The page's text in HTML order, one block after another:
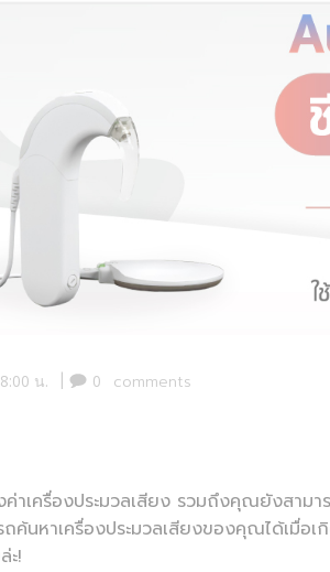
8:00 น. | 0 comments
าเครื่องประมวลเสียง รวมถึงคุณยังสา
ถค้นหาเครื่องประมวลเสียงของคุณได้เมื่
ะ!